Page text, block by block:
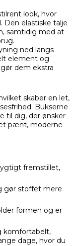
look, hvor
Den elastiske talje
samtidig med at
ned langs
element og
dem ekstra
skaber en let,
Bukserne
til dig, der ønsker
pænt, moderne
fremstillet,
gør stoffet mere
formen og er
komfortabelt,
dage, hvor du